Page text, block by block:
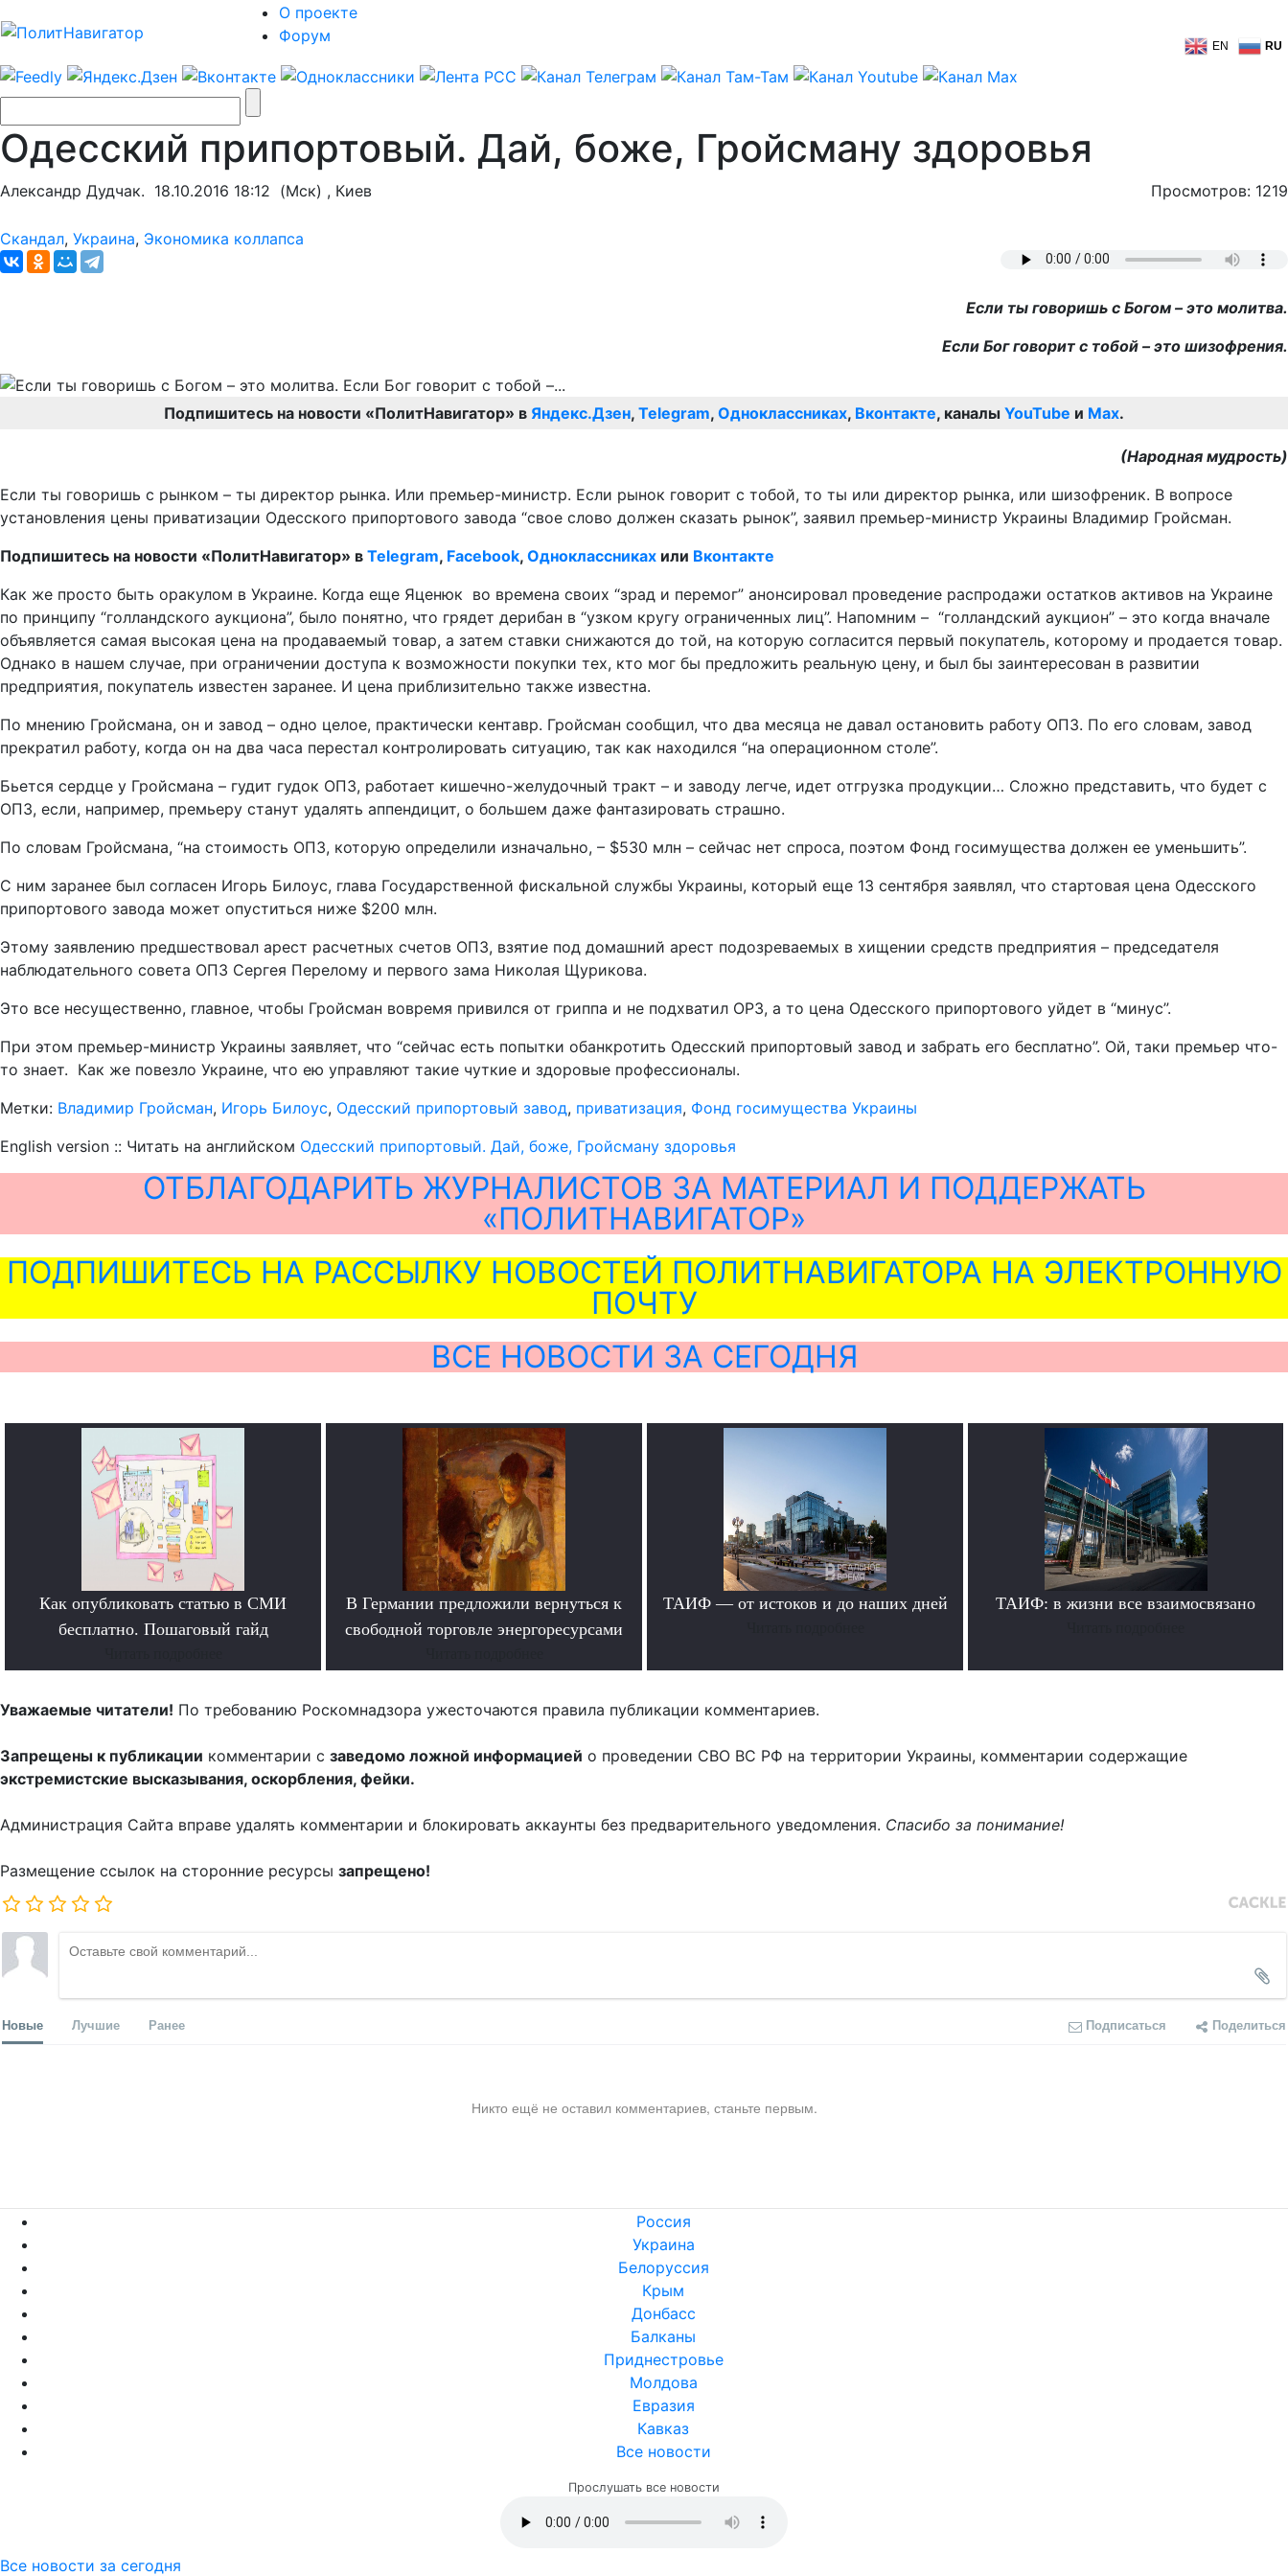
О проекте
Форум
EN RU
Одесский припортовый. Дай, боже, Гройсману здоровья
Александр Дудчак. 18.10.2016 18:12 (Мск) , Киев Просмотров: 1219
Скандал, Украина, Экономика коллапса
Если ты говоришь с Богом – это молитва.
Если Бог говорит с тобой – это шизофрения.
Подпишитесь на новости «ПолитНавигатор» в Яндекс.Дзен, Telegram, Одноклассниках, Вконтакте, каналы YouTube и Max.
(Народная мудрость)
Если ты говоришь с рынком – ты директор рынка. Или премьер-министр. Если рынок говорит с тобой, то ты или директор рынка, или шизофреник. В вопросе
установления цены приватизации Одесского припортового завода “свое слово должен сказать рынок”, заявил премьер-министр Украины Владимир Гройсман.
Подпишитесь на новости «ПолитНавигатор» в Telegram, Facebook, Одноклассниках или Вконтакте
Как же просто быть оракулом в Украине. Когда еще Яценюк во времена своих “зрад и перемог” анонсировал проведение распродажи остатков активов на Украине
по принципу “голландского аукциона”, было понятно, что грядет дерибан в “узком кругу ограниченных лиц”. Напомним – “голландский аукцион” – это когда вначале
объявляется самая высокая цена на продаваемый товар, а затем ставки снижаются до той, на которую согласится первый покупатель, которому и продается товар.
Однако в нашем случае, при ограничении доступа к возможности покупки тех, кто мог бы предложить реальную цену, и был бы заинтересован в развитии
предприятия, покупатель известен заранее. И цена приблизительно также известна.
По мнению Гройсмана, он и завод – одно целое, практически кентавр. Гройсман сообщил, что два месяца не давал остановить работу ОПЗ. По его словам, завод
прекратил работу, когда он на два часа перестал контролировать ситуацию, так как находился “на операционном столе”.
Бьется сердце у Гройсмана – гудит гудок ОПЗ, работает кишечно-желудочный тракт – и заводу легче, идет отгрузка продукции… Сложно представить, что будет с
ОПЗ, если, например, премьеру станут удалять аппендицит, о большем даже фантазировать страшно.
По словам Гройсмана, “на стоимость ОПЗ, которую определили изначально, – $530 млн – сейчас нет спроса, поэтом Фонд госимущества должен ее уменьшить”.
С ним заранее был согласен Игорь Билоус, глава Государственной фискальной службы Украины, который еще 13 сентября заявлял, что стартовая цена Одесского
припортового завода может опуститься ниже $200 млн.
Этому заявлению предшествовал арест расчетных счетов ОПЗ, взятие под домашний арест подозреваемых в хищении средств предприятия – председателя
наблюдательного совета ОПЗ Сергея Перелому и первого зама Николая Щурикова.
Это все несущественно, главное, чтобы Гройсман вовремя привился от гриппа и не подхватил ОРЗ, а то цена Одесского припортового уйдет в “минус”.
При этом премьер-министр Украины заявляет, что “сейчас есть попытки обанкротить Одесский припортовый завод и забрать его бесплатно”. Ой, таки премьер что-
то знает. Как же повезло Украине, что ею управляют такие чуткие и здоровые профессионалы.
Метки: Владимир Гройсман, Игорь Билоус, Одесский припортовый завод, приватизация, Фонд госимущества Украины
English version :: Читать на английском Одесский припортовый. Дай, боже, Гройсману здоровья
ОТБЛАГОДАРИТЬ ЖУРНАЛИСТОВ ЗА МАТЕРИАЛ И ПОДДЕРЖАТЬ
«ПОЛИТНАВИГАТОР»
ПОДПИШИТЕСЬ НА РАССЫЛКУ НОВОСТЕЙ ПОЛИТНАВИГАТОРА НА ЭЛЕКТРОННУЮ
ПОЧТУ
ВСЕ НОВОСТИ ЗА СЕГОДНЯ
Как опубликовать статью в СМИ
бесплатно. Пошаговый гайд
В Германии предложили вернуться к
свободной торговле энергоресурсами
ТАИФ — от истоков и до наших дней ТАИФ: в жизни все взаимосвязано
Уважаемые читатели! По требованию Роскомнадзора ужесточаются правила публикации комментариев.
Запрещены к публикации комментарии с заведомо ложной информацией о проведении СВО ВС РФ на территории Украины, комментарии содержащие
экстремистские высказывания, оскорбления, фейки.
Администрация Сайта вправе удалять комментарии и блокировать аккаунты без предварительного уведомления. Спасибо за понимание!
Размещение ссылок на сторонние ресурсы запрещено!
Новые Лучшие Ранее Подписаться Поделиться
Никто ещё не оставил комментариев, станьте первым.
Россия
Украина
Белоруссия
Крым
Донбасс
Балканы
Приднестровье
Молдова
Евразия
Кавказ
Все новости
Прослушать все новости
Все новости за сегодня